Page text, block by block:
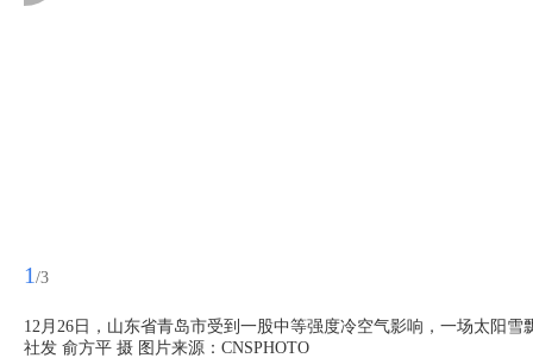
1 /3
12月26日，山东省青岛市受到一股中等强度冷空气影响，一场太阳
社发 俞方平 摄 图片来源：CNSPHOTO